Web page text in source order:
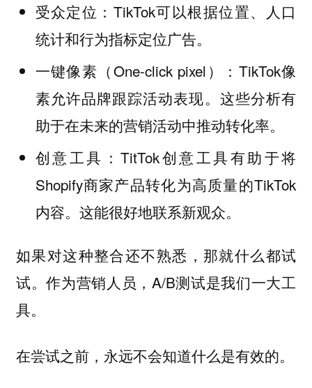
受众定位：TikTok可以根据位置、人口
统计和行为指标定位广告。
一键像素（One-click pixel）：TikTok像
素允许品牌跟踪活动表现。这些分析有
助于在未来的营销活动中推动转化率。
创意工具：TitTok创意工具有助于将
Shopify商家产品转化为高质量的TikTok
内容。这能很好地联系新观众。
如果对这种整合还不熟悉，那就什么都试
试。作为营销人员，A/B测试是我们一大工
具。
在尝试之前，永远不会知道什么是有效的。